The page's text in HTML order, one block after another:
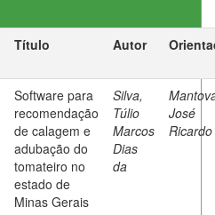
Título Autor
Software para
recomendação
de calagem e
adubação do
tomateiro no
estado de
Minas Gerais
Silva,
Túlio
Marcos
Dias
da
José
Ricardo